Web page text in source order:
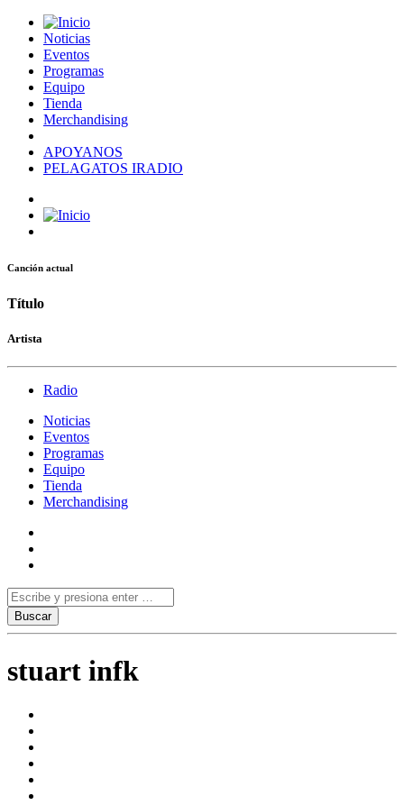
Noticias
Eventos
Programas
Equipo
Tienda
Merchandising
APOYANOS
PELAGATOS IRADIO
Canción actual
Título
Artista
Radio
Noticias
Eventos
Programas
Equipo
Tienda
Merchandising
stuart infk